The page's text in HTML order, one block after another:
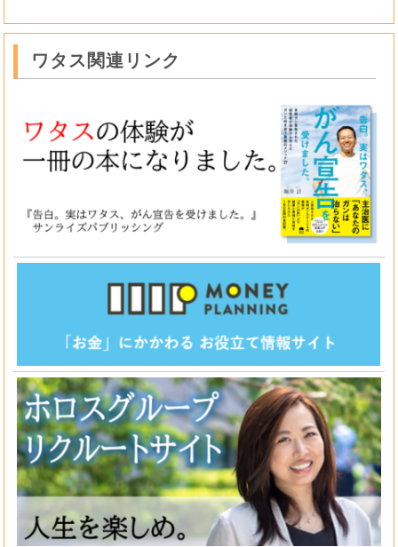
ワタス関連リンク